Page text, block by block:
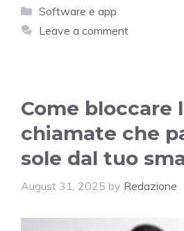
Categories
Software e app
Leave a comment
Come bloccare
chiamate che
sole dal tuo
August 31, 2025 by Redazione